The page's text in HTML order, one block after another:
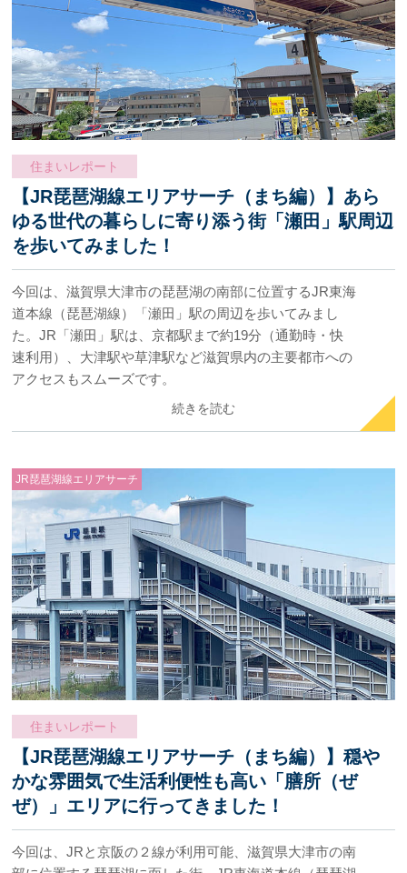
住まいレポート
【JR琵琶湖線エリアサーチ（まち編）】あら
ゆる世代の暮らしに寄り添う街「瀬田」駅周辺
を歩いてみました！
今回は、滋賀県大津市の琵琶湖の南部に位置するJR東海
道本線（琵琶湖線）「瀬田」駅の周辺を歩いてみまし
た。JR「瀬田」駅は、京都駅まで約19分（通勤時・快
速利用）、大津駅や草津駅など滋賀県内の主要都市への
アクセスもスムーズです。
続きを読む
JR琵琶湖線エリアサーチ
住まいレポート
【JR琵琶湖線エリアサーチ（まち編）】穏や
かな雰囲気で生活利便性も高い「膳所（ぜ
ぜ）」エリアに行ってきました！
今回は、JRと京阪の２線が利用可能、滋賀県大津市の南